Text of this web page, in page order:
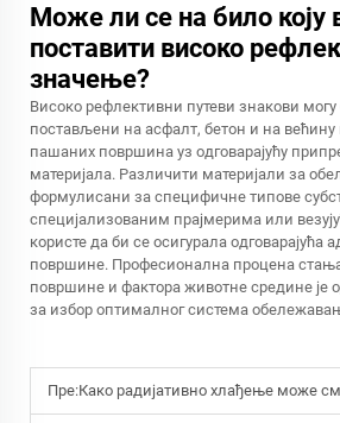
Може ли се на било коју
поставити високо
значење?
Високо рефлективни путеви знакови
постављени на асфалт, бетон и на
пашаних површина уз одговарајућу
материјала. Различити материјали за
формулисани за специфичне типове
специјализованим прајмерима или
користе да би се осигурала одговарајућа
површине. Професионална процена стања
површине и фактора животне средине је
за избор оптималног система
Пре:Како радијативно хлађење може смањити температуру зграде тако што